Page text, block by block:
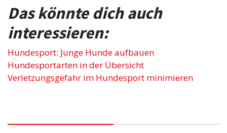
Das könnte dich auch
interessieren:
Hundesport: Junge Hunde aufbauen
Hundesportarten in der Übersicht
Verletzungsgefahr im Hundesport minimieren